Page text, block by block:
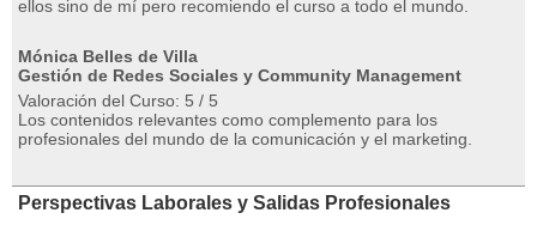
ellos sino de mí pero recomiendo el curso a todo el mundo.
Mónica Belles de Villa
Gestión de Redes Sociales y Community Management
Valoración del Curso: 5 / 5
Los contenidos relevantes como complemento para los
profesionales del mundo de la comunicación y el marketing.
Perspectivas Laborales y Salidas Profesionales